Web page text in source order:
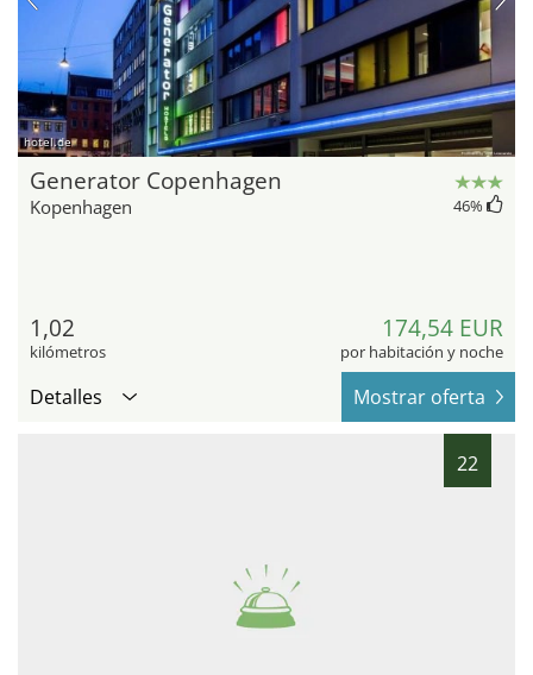
hotel.de
Generator Copenhagen
Kopenhagen 46%
1,02
kilómetros
174,54 EUR
por habitación y noche
Detalles Mostrar oferta
22